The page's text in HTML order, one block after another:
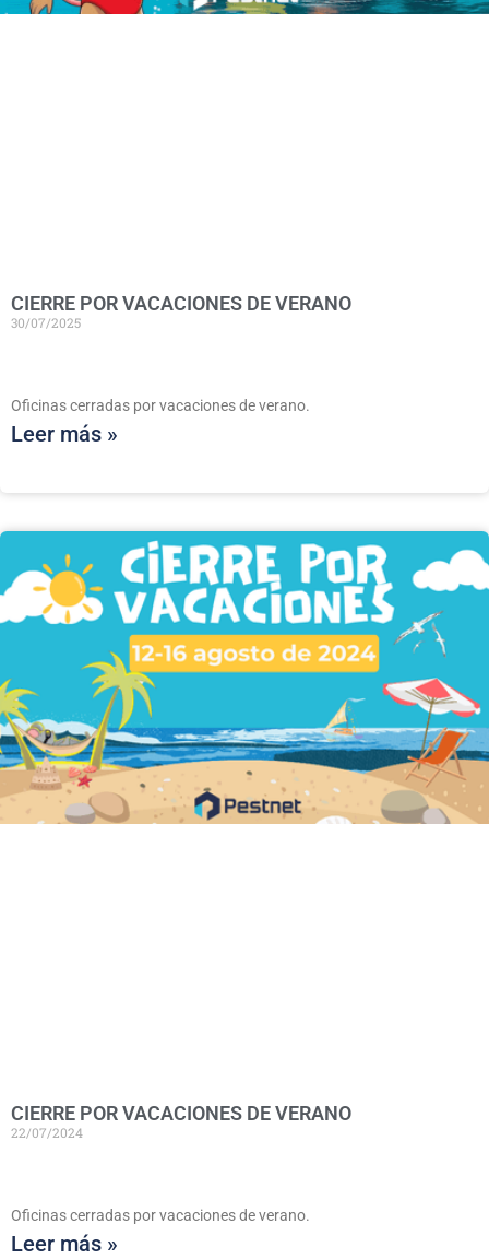
CIERRE POR VACACIONES DE VERANO
30/07/2025
Oficinas cerradas por vacaciones de verano.
Leer más »
CIERRE POR VACACIONES DE VERANO
22/07/2024
Oficinas cerradas por vacaciones de verano.
Leer más »